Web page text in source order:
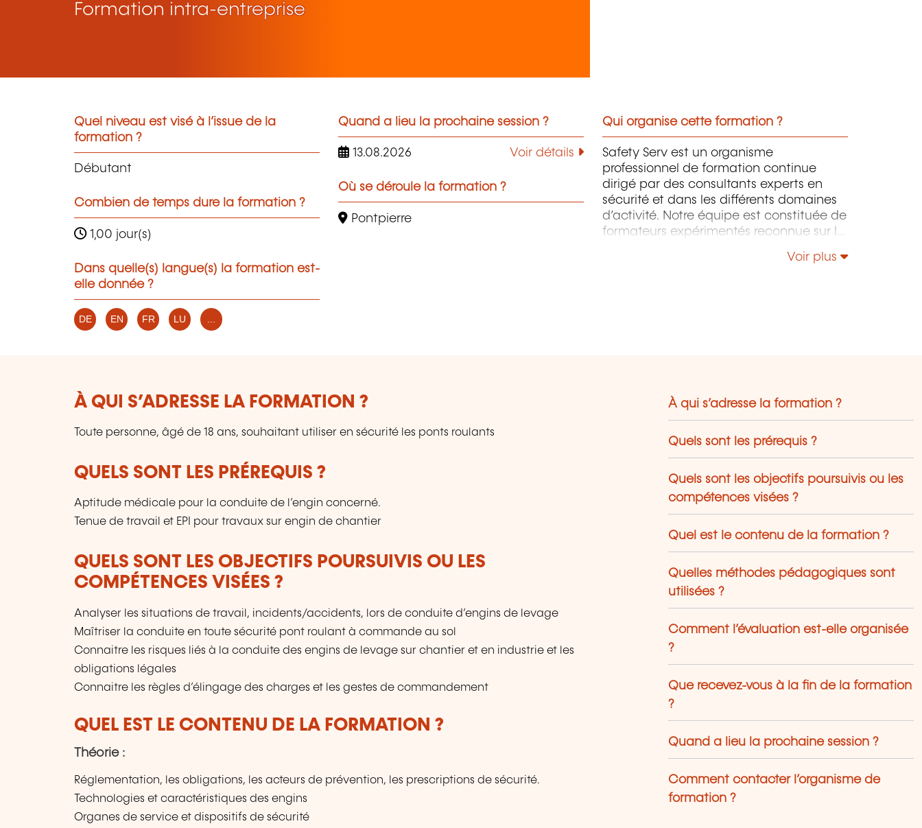
Formation intra-entreprise
Quel niveau est visé à l’issue de la
formation ?
Débutant
Combien de temps dure la formation ?
1,00 jour(s)
Dans quelle(s) langue(s) la formation est-
elle donnée ?
DE EN FR LU
Quand a lieu la prochaine session ?
13.08.2026 Voir détails
Où se déroule la formation ?
Pontpierre
Qui organise cette formation ?
Safety Serv est un organisme
professionnel de formation continue
dirigé par des consultants experts en
sécurité et dans les différents domaines
d’activité. Notre équipe est constituée de
formateurs expérimentés reconnue sur le
Benelux nous font confiance. Notre
Voir plus
À QUI S’ADRESSE LA FORMATION ?
Toute personne, âgé de 18 ans, souhaitant utiliser en sécurité les ponts roulants
QUELS SONT LES PRÉREQUIS ?
Aptitude médicale pour la conduite de l’engin concerné.
Tenue de travail et EPI pour travaux sur engin de chantier
QUELS SONT LES OBJECTIFS POURSUIVIS OU LES
COMPÉTENCES VISÉES ?
Analyser les situations de travail, incidents/accidents, lors de conduite d’engins de levage
Maîtriser la conduite en toute sécurité pont roulant à commande au sol
Connaitre les risques liés à la conduite des engins de levage sur chantier et en industrie et les
obligations légales
Connaitre les règles d’élingage des charges et les gestes de commandement
QUEL EST LE CONTENU DE LA FORMATION ?
Théorie :
Réglementation, les obligations, les acteurs de prévention, les prescriptions de sécurité.
Technologies et caractéristiques des engins
Organes de service et dispositifs de sécurité
À qui s’adresse la formation ?
Quels sont les prérequis ?
Quels sont les objectifs poursuivis ou les
compétences visées ?
Quel est le contenu de la formation ?
Quelles méthodes pédagogiques sont
utilisées ?
Comment l’évaluation est-elle organisée
?
Que recevez-vous à la fin de la formation
?
Quand a lieu la prochaine session ?
Comment contacter l’organisme de
formation ?